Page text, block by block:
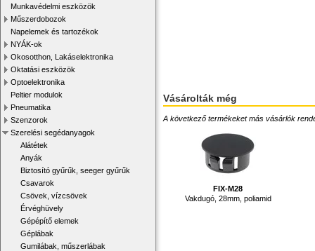
Munkavédelmi eszközök
Műszerdobozok
Napelemek és tartozékok
NYÁK-ok
Okosotthon, Lakáselektronika
Oktatási eszközök
Optoelektronika
Peltier modulok
Pneumatika
Szenzorok
Szerelési segédanyagok
Alátétek
Anyák
Biztosító gyűrűk, seeger gyűrűk
Csavarok
Csövek, vízcsövek
Érvéghüvely
Gépépítő elemek
Géplábak
Gumilábak, műszerlábak
Vásárolták még
A következő termékeket más vásárlók
FIX-M28
Vakdugó, 28mm, poliamid